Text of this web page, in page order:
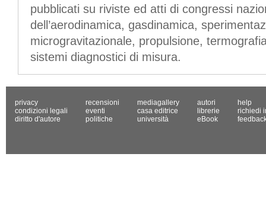
pubblicati su riviste ed atti di congressi
dell’aerodinamica, gasdinamica,
microgravitazionale, propulsione,
sistemi diagnostici di misura.
privacy
condizioni legali
diritto d'autore
recensioni
eventi
politiche
mediagallery
casa editrice
università
autori
librerie
eBook
help
richiedi